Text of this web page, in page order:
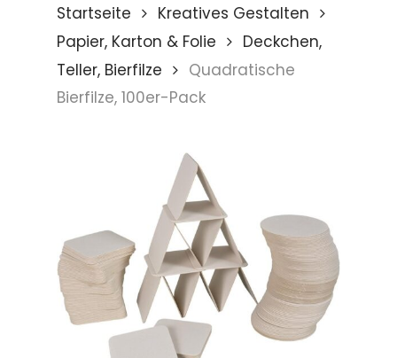
Startseite
Kreatives Gestalten
Papier, Karton & Folie
Deckchen,
Teller, Bierfilze
Quadratische
Bierfilze, 100er-Pack